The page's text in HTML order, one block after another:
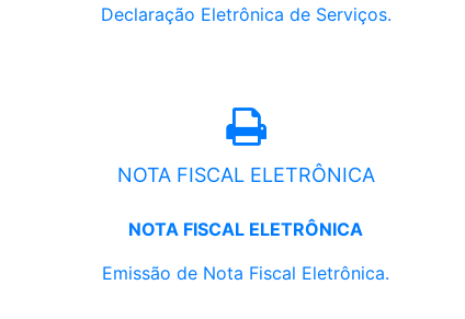
Declaração Eletrônica de Serviços.
NOTA FISCAL ELETRÔNICA
NOTA FISCAL ELETRÔNICA
Emissão de Nota Fiscal Eletrônica.